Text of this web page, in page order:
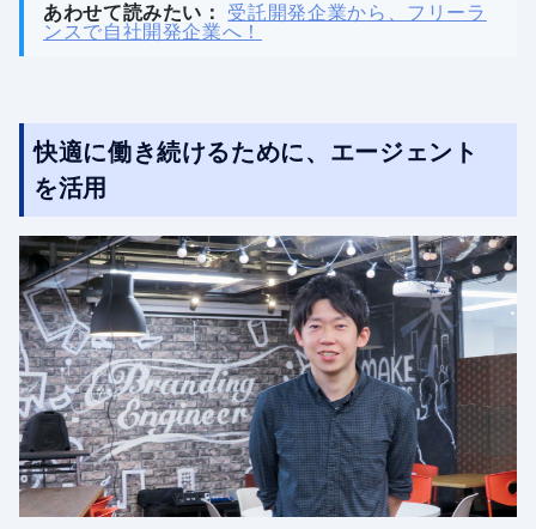
あわせて読みたい：
受託開発企業から、フリーラ
ンスで自社開発企業へ！
快適に働き続けるために、エージェント
を活用